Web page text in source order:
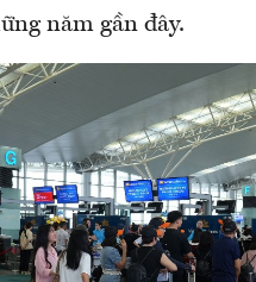
năm gần đây.